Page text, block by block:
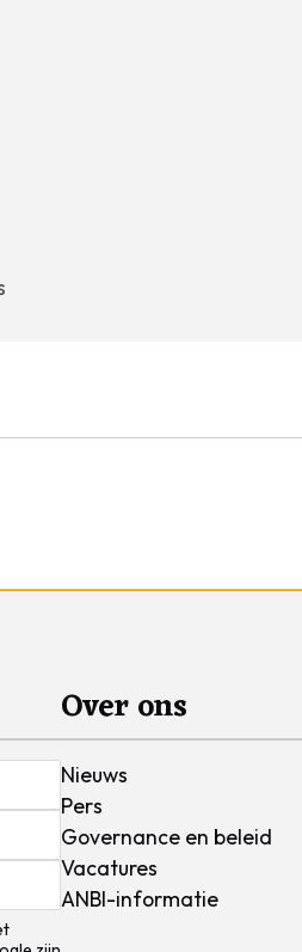
Over ons
Nieuws
Pers
Governance en beleid
Vacatures
ANBI-informatie